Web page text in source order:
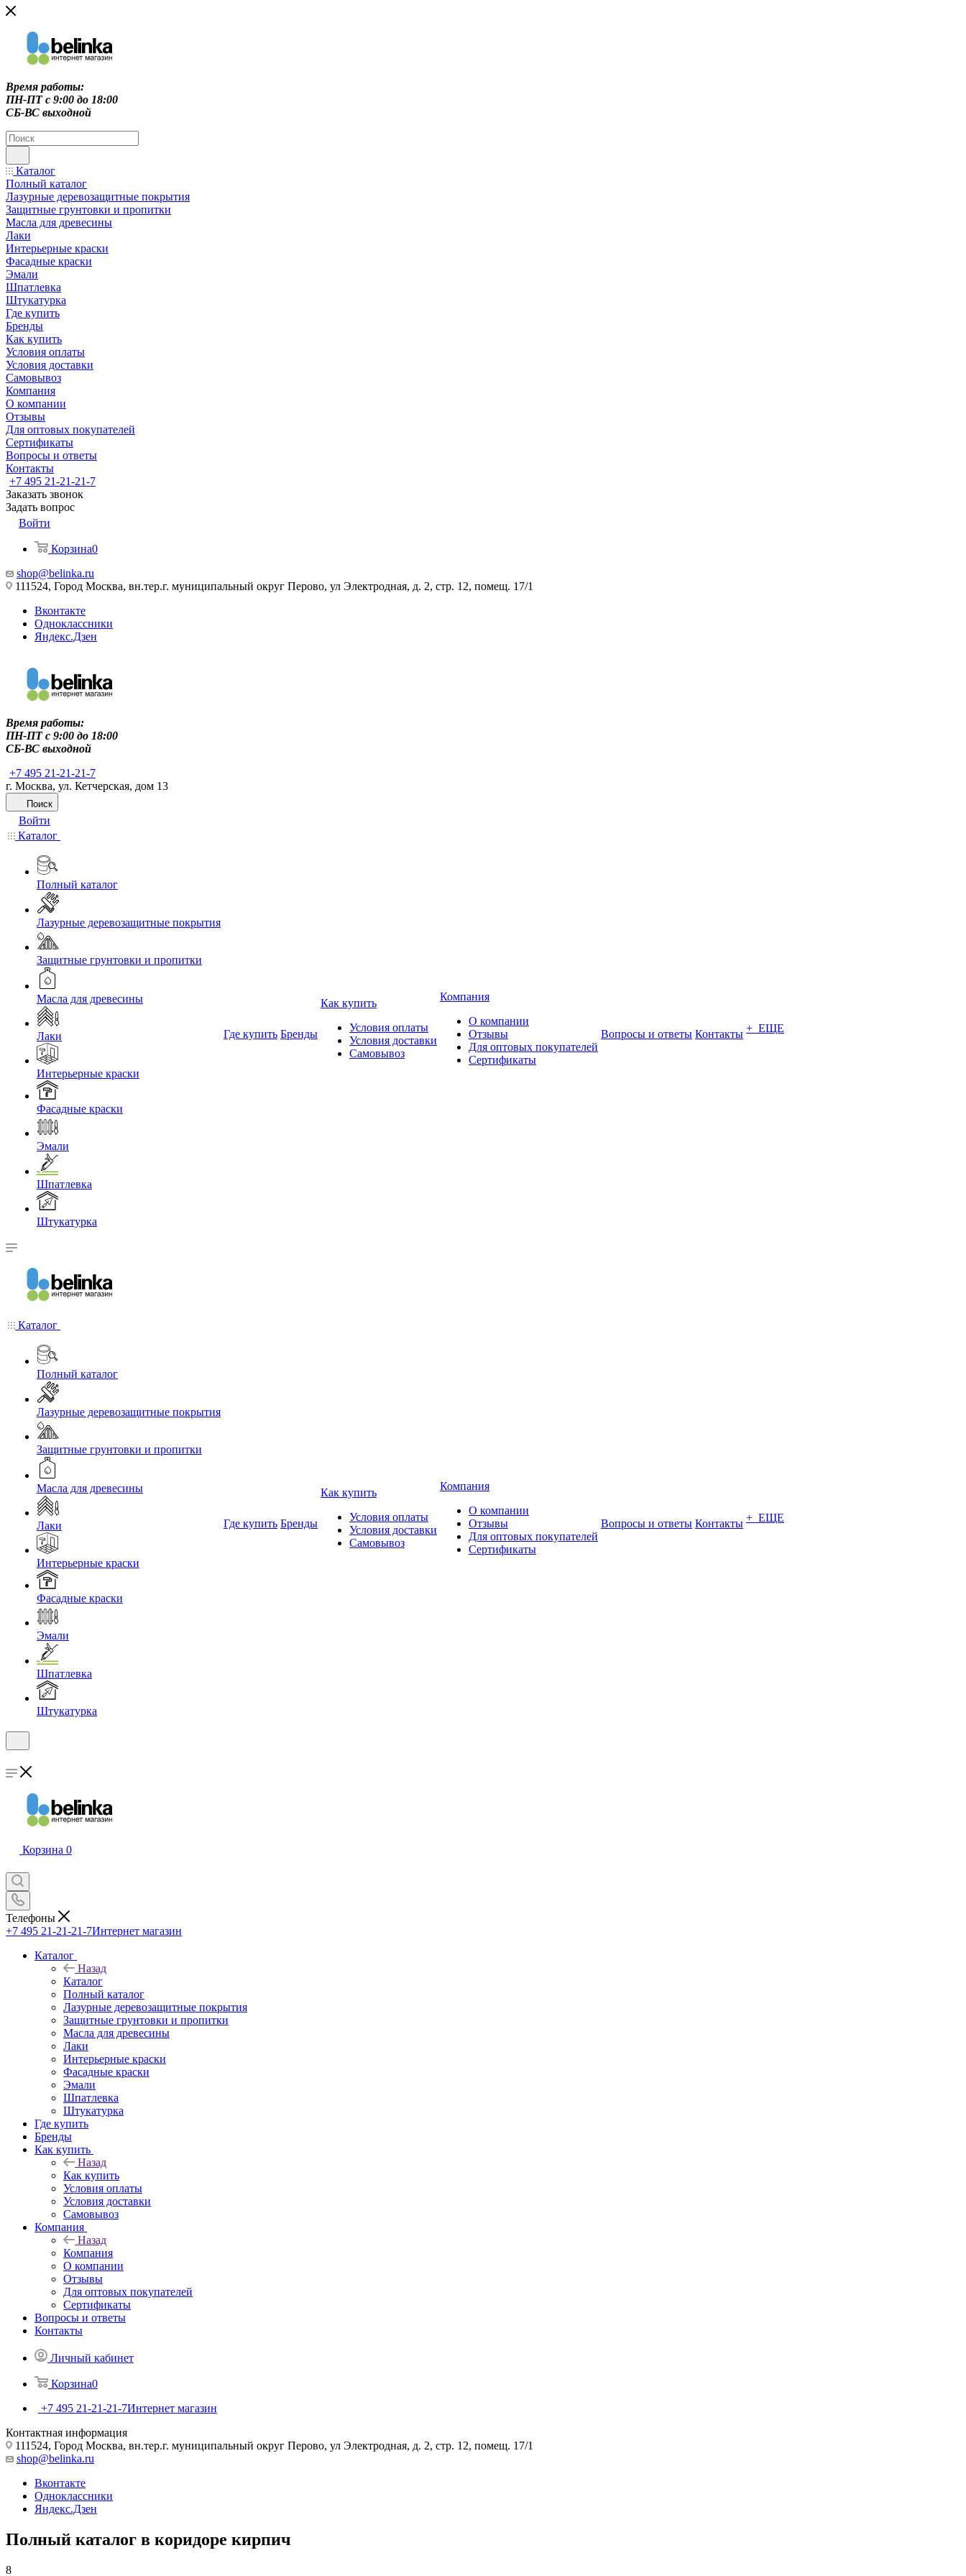
Время работы:
ПН-ПТ c 9:00 до 18:00
СБ-ВС выходной
Каталог
Полный каталог
Лазурные деревозащитные покрытия
Защитные грунтовки и пропитки
Масла для древесины
Лаки
Интерьерные краски
Фасадные краски
Эмали
Шпатлевка
Штукатурка
Где купить
Бренды
Как купить
Условия оплаты
Условия доставки
Самовывоз
Компания
О компании
Отзывы
Для оптовых покупателей
Сертификаты
Вопросы и ответы
Контакты
+7 495 21-21-21-7
Заказать звонок
Задать вопрос
Войти
Корзина0
shop@belinka.ru
111524, Город Москва, вн.тер.г. муниципальный округ Перово, ул Электродная, д. 2, стр. 12, помещ. 17/1
Вконтакте
Одноклассники
Яндекс.Дзен
Время работы:
ПН-ПТ c 9:00 до 18:00
СБ-ВС выходной
+7 495 21-21-21-7
г. Москва, ул. Кетчерская, дом 13
Поиск
Войти
Каталог
Полный каталог
Лазурные деревозащитные покрытия
Защитные грунтовки и пропитки
Масла для древесины
Лаки
Интерьерные краски
Фасадные краски
Эмали
Шпатлевка
Штукатурка
Где купить Бренды
Как купить
Условия оплаты
Условия доставки
Самовывоз
Компания
О компании
Отзывы
Для оптовых покупателей
Сертификаты
Вопросы и ответы Контакты + ЕЩЕ
Каталог
Полный каталог
Лазурные деревозащитные покрытия
Защитные грунтовки и пропитки
Масла для древесины
Лаки
Интерьерные краски
Фасадные краски
Эмали
Шпатлевка
Штукатурка
Где купить Бренды
Как купить
Условия оплаты
Условия доставки
Самовывоз
Компания
О компании
Отзывы
Для оптовых покупателей
Сертификаты
Вопросы и ответы Контакты + ЕЩЕ
Корзина 0
Телефоны
+7 495 21-21-21-7Интернет магазин
Каталог
Назад
Каталог
Полный каталог
Лазурные деревозащитные покрытия
Защитные грунтовки и пропитки
Масла для древесины
Лаки
Интерьерные краски
Фасадные краски
Эмали
Шпатлевка
Штукатурка
Где купить
Бренды
Как купить
Назад
Как купить
Условия оплаты
Условия доставки
Самовывоз
Компания
Назад
Компания
О компании
Отзывы
Для оптовых покупателей
Сертификаты
Вопросы и ответы
Контакты
Личный кабинет
Корзина0
+7 495 21-21-21-7Интернет магазин
Контактная информация
111524, Город Москва, вн.тер.г. муниципальный округ Перово, ул Электродная, д. 2, стр. 12, помещ. 17/1
shop@belinka.ru
Вконтакте
Одноклассники
Яндекс.Дзен
Полный каталог в коридоре кирпич
8